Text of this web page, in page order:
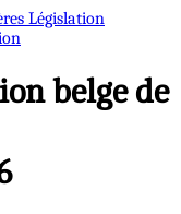
Législation
belge de